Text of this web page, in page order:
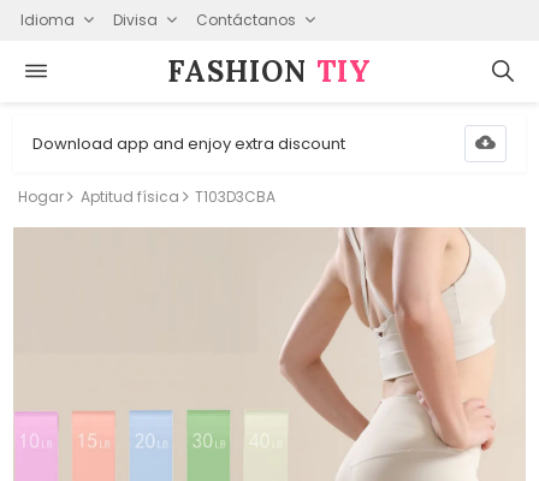
Idioma Divisa Contáctanos
FASHION⁠ TIY
Download app and enjoy extra discount
Hogar Aptitud física T103D3CBA